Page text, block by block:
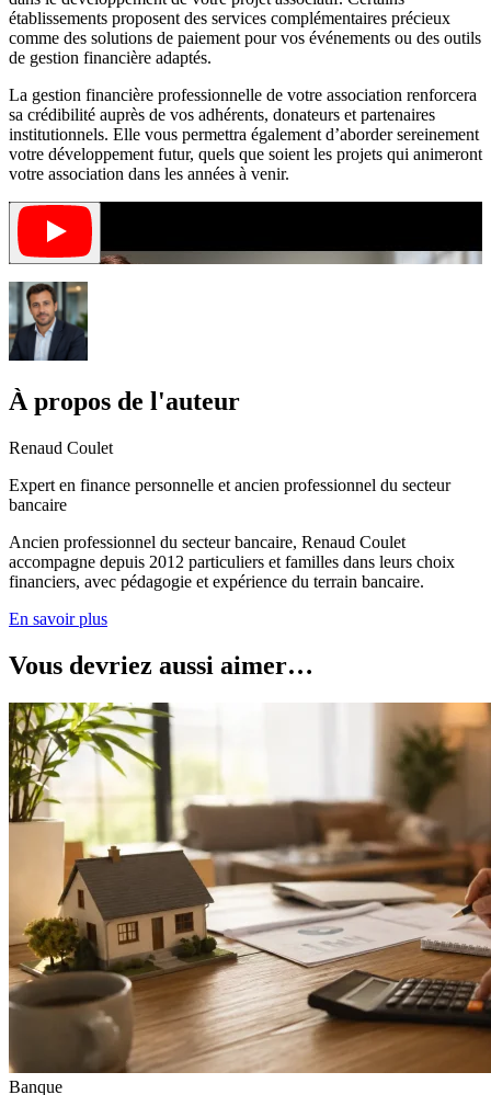
établissements proposent des services complémentaires précieux
comme des solutions de paiement pour vos événements ou des outils
de gestion financière adaptés.
La gestion financière professionnelle de votre association renforcera
sa crédibilité auprès de vos adhérents, donateurs et partenaires
institutionnels. Elle vous permettra également d’aborder sereinement
votre développement futur, quels que soient les projets qui animeront
votre association dans les années à venir.
À propos de l'auteur
Renaud Coulet
Expert en finance personnelle et ancien professionnel du secteur
bancaire
Ancien professionnel du secteur bancaire, Renaud Coulet
accompagne depuis 2012 particuliers et familles dans leurs choix
financiers, avec pédagogie et expérience du terrain bancaire.
En savoir plus
Vous devriez aussi aimer…
Banque